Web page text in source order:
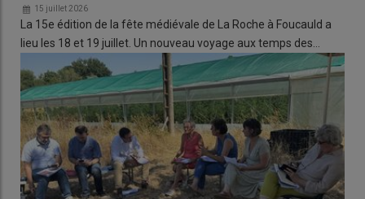
15 juillet 2026
La 15e édition de la fête médiévale de La Roche à Foucauld a
lieu les 18 et 19 juillet. Un nouveau voyage aux temps des…